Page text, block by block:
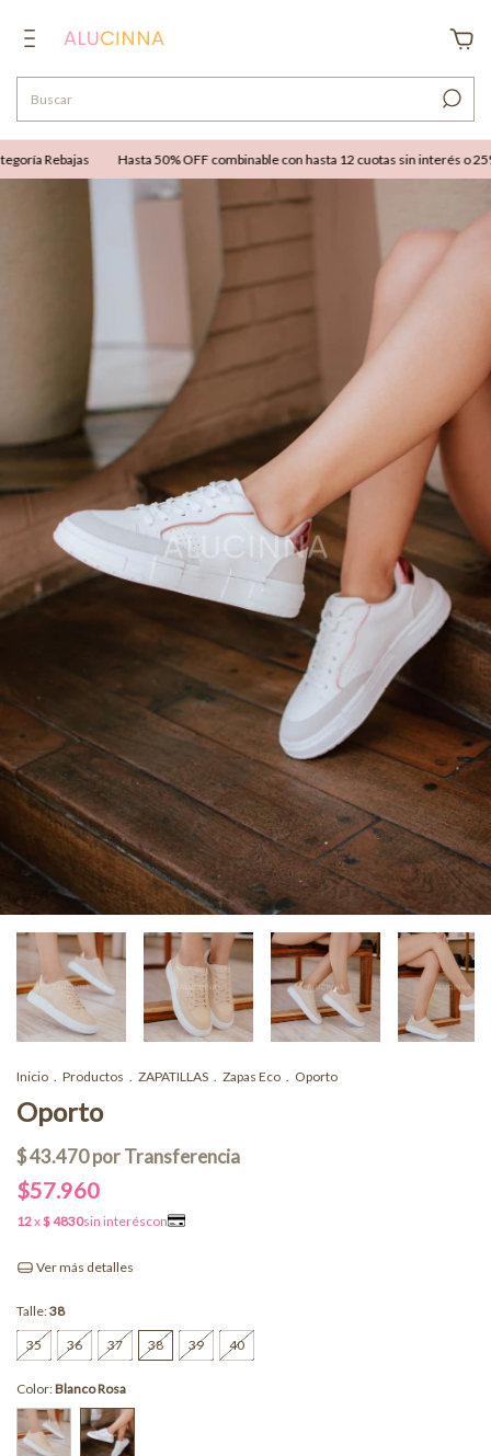
Rebajas Hasta 50% OFF combinable con hasta 12 cuotas sin interés o 25%
Inicio . Productos . ZAPATILLAS . Zapas Eco . Oporto
Oporto
$57.960
Ver más detalles
Talle:38
35 36 37 38 39 40
Color:Blanco Rosa